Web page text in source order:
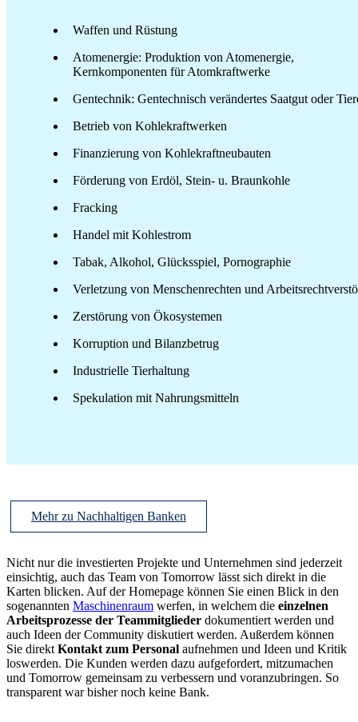
Waffen und Rüstung
Atomenergie: Produktion von Atomenergie,
Kernkomponenten für Atomkraftwerke
Gentechnik: Gentechnisch verändertes Saatgut oder
Betrieb von Kohlekraftwerken
Finanzierung von Kohlekraftneubauten
Förderung von Erdöl, Stein- u. Braunkohle
Fracking
Handel mit Kohlestrom
Tabak, Alkohol, Glücksspiel, Pornographie
Verletzung von Menschenrechten und
Zerstörung von Ökosystemen
Korruption und Bilanzbetrug
Industrielle Tierhaltung
Spekulation mit Nahrungsmitteln
Mehr zu Nachhaltigen Banken
Nicht nur die investierten Projekte und Unternehmen sind jederzeit
einsichtig, auch das Team von Tomorrow lässt sich direkt in die
Karten blicken. Auf der Homepage können Sie einen Blick in den
sogenannten Maschinenraum werfen, in welchem die einzelnen
Arbeitsprozesse der Teammitglieder dokumentiert werden und
auch Ideen der Community diskutiert werden. Außerdem können
Sie direkt Kontakt zum Personal aufnehmen und Ideen und Kritik
loswerden. Die Kunden werden dazu aufgefordert, mitzumachen
und Tomorrow gemeinsam zu verbessern und voranzubringen. So
transparent war bisher noch keine Bank.